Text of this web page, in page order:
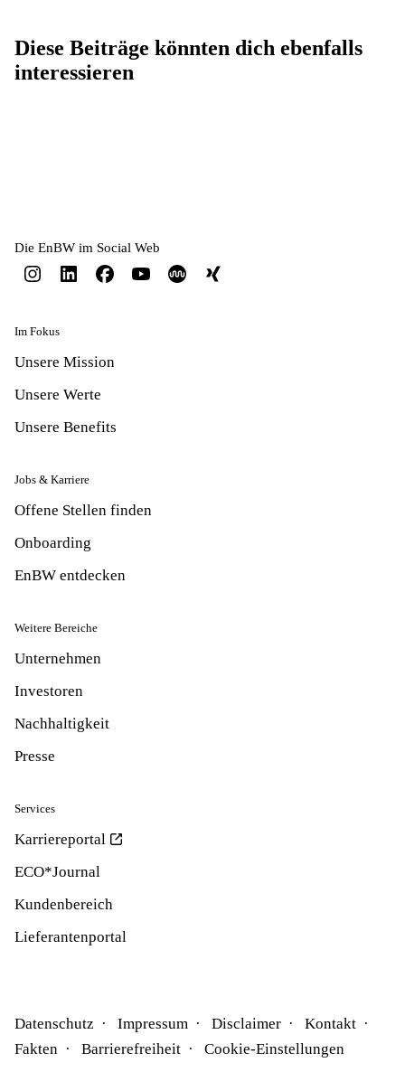
Diese Beiträge könnten dich ebenfalls
interessieren
Die EnBW im Social Web
Im Fokus
Unsere Mission
Unsere Werte
Unsere Benefits
Jobs & Karriere
Offene Stellen finden
Onboarding
EnBW entdecken
Weitere Bereiche
Unternehmen
Investoren
Nachhaltigkeit
Presse
Services
Karriereportal
ECO*Journal
Kundenbereich
Lieferantenportal
Datenschutz Impressum Disclaimer
Kontakt
Fakten
Barrierefreiheit Cookie-Einstellungen